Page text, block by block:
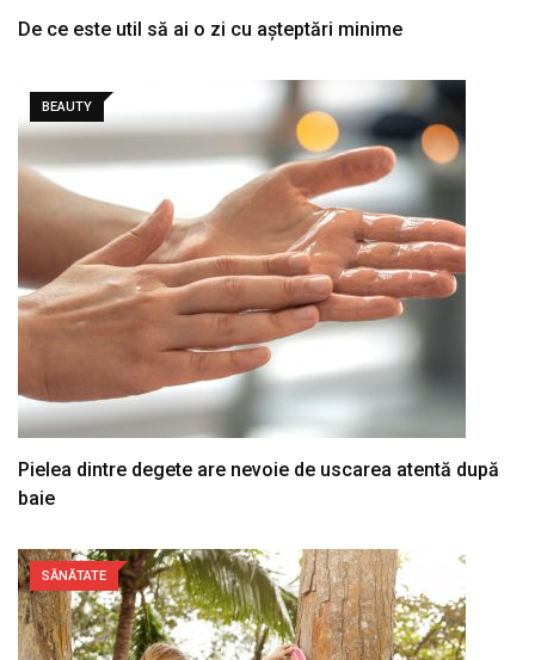
De ce este util să ai o zi cu așteptări minime
BEAUTY
Pielea dintre degete are nevoie de uscarea atentă după
baie
SĂNĂTATE